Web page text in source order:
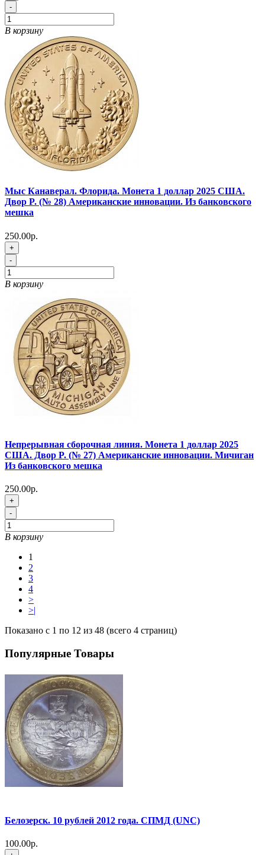
-
В корзину
Мыс Канаверал. Флорида. Монета 1 доллар 2025 США.
Двор P. (№ 28) Американские инновации. Из банковского
мешка
250.00р.
+
-
В корзину
Непрерывная сборочная линия. Монета 1 доллар 2025
США. Двор P. (№ 27) Американские инновации. Мичиган
Из банковского мешка
250.00р.
+
-
В корзину
1
2
3
4
>
>|
Показано с 1 по 12 из 48 (всего 4 страниц)
Популярные Товары
Белозерск. 10 рублей 2012 года. СПМД (UNC)
100.00р.